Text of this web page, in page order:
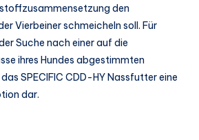
den
Vierbeiner schmeicheln soll. Für
Suche nach einer auf die
ihres Hundes abgestimmten
SPECIFIC CDD-HY Nassfutter eine
dar.